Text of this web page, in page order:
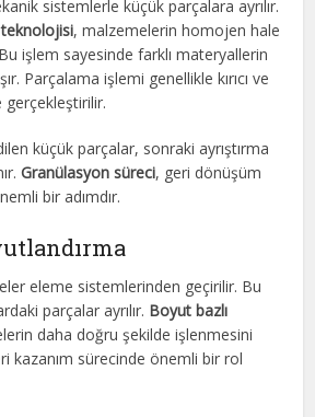
sistemlerle küçük parçalara ayrılır.
, malzemelerin homojen hale
işlem sayesinde farklı materyallerin
Parçalama işlemi genellikle kırıcı ve
küçük parçalar, sonraki ayrıştırma
Granülasyon süreci, geri dönüşüm
bir adımdır.
eleme sistemlerinden geçirilir. Bu
parçalar ayrılır. Boyut bazlı
daha doğru şekilde işlenmesini
kazanım sürecinde önemli bir rol